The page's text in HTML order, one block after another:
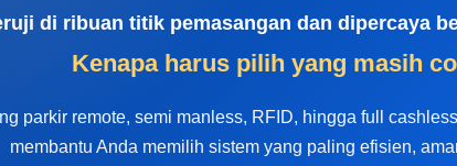
di ribuan titik pemasangan dan dipercaya
Kenapa harus pilih yang masih
parkir remote, semi manless, RFID, hingga full
membantu Anda memilih sistem yang paling efisien,